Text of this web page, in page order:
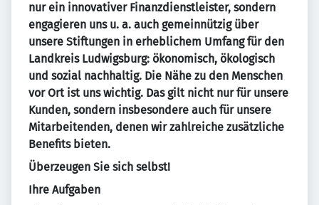
nur ein innovativer Finanzdienstleister, sondern
engagieren uns u. a. auch gemeinnützig über
unsere Stiftungen in erheblichem Umfang für den
Landkreis Ludwigsburg: ökonomisch, ökologisch
und sozial nachhaltig. Die Nähe zu den Menschen
vor Ort ist uns wichtig. Das gilt nicht nur für unsere
Kunden, sondern insbesondere auch für unsere
Mitarbeitenden, denen wir zahlreiche zusätzliche
Benefits bieten.
Überzeugen Sie sich selbst!
Ihre Aufgaben